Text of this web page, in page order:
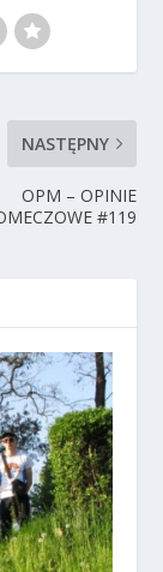
NASTĘPNY
OPM – OPINIE
#119